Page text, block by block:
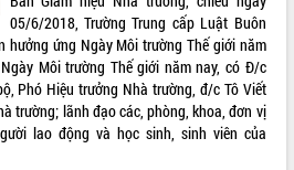
sát
gói
05/6/2018, Trường Trung cấp Luật Buôn
hưởng ứng Ngày Môi trường Thế giới năm
Môi trường Thế giới năm nay, có Đ/c
Phó Hiệu trưởng Nhà trường, đ/c Tô Viết
trường; lãnh đạo các, phòng, khoa, đơn vị
lao động và học sinh, sinh viên của